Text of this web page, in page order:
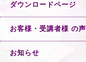
ダウンロードページ
お客様・受講者様 の声
お知らせ